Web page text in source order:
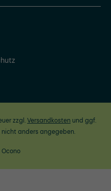
zzgl.Versandkosten und ggf.
anders angegeben.